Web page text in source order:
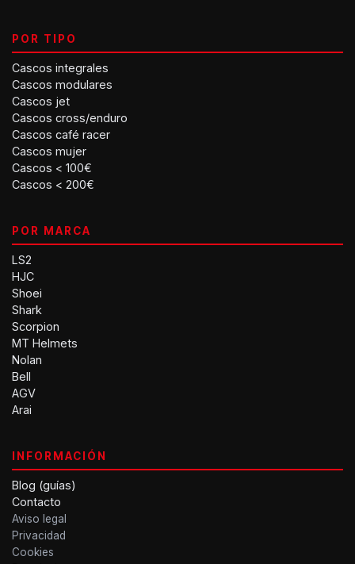
POR TIPO
Cascos integrales
Cascos modulares
Cascos jet
Cascos cross/enduro
Cascos café racer
Cascos mujer
Cascos < 100€
Cascos < 200€
POR MARCA
LS2
HJC
Shoei
Shark
Scorpion
MT Helmets
Nolan
Bell
AGV
Arai
INFORMACIÓN
Blog (guías)
Contacto
Aviso legal
Privacidad
Cookies